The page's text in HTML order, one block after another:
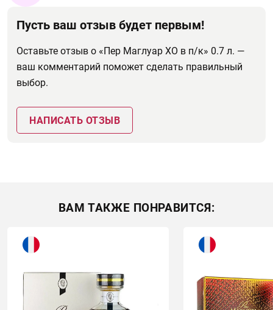
Пусть ваш отзыв будет первым!
Оставьте отзыв о «Пер Маглуар XO в п/к» 0.7 л. —
ваш комментарий поможет сделать правильный
выбор.
НАПИСАТЬ ОТЗЫВ
ВАМ ТАКЖЕ ПОНРАВИТСЯ: